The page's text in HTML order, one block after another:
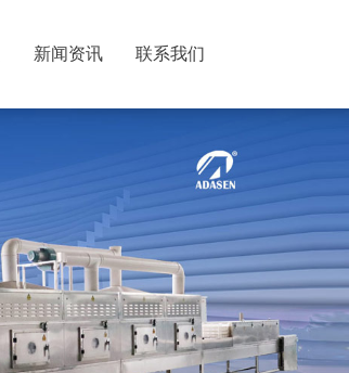
新闻资讯 联系我们